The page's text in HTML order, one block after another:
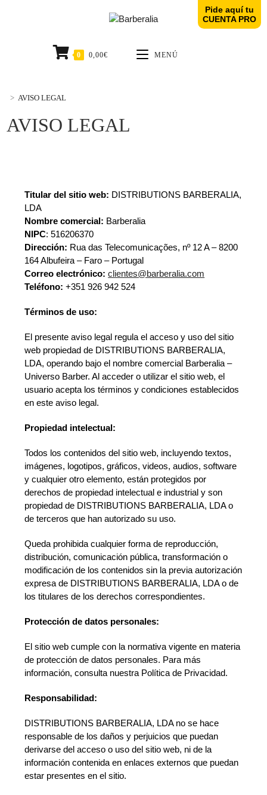
0 0,00€ MENÚ
AVISO LEGAL
> AVISO LEGAL
Titular del sitio web: DISTRIBUTIONS BARBERALIA,
LDA
Nombre comercial: Barberalia
NIPC: 516206370
Dirección: Rua das Telecomunicações, nº 12 A – 8200
164 Albufeira – Faro – Portugal
Correo electrónico: clientes@barberalia.com
Teléfono: +351 926 942 524
Términos de uso:
El presente aviso legal regula el acceso y uso del sitio
web propiedad de DISTRIBUTIONS BARBERALIA,
LDA, operando bajo el nombre comercial Barberalia –
Universo Barber. Al acceder o utilizar el sitio web, el
usuario acepta los términos y condiciones establecidos
en este aviso legal.
Propiedad intelectual:
Todos los contenidos del sitio web, incluyendo textos,
imágenes, logotipos, gráficos, videos, audios, software
y cualquier otro elemento, están protegidos por
derechos de propiedad intelectual e industrial y son
propiedad de DISTRIBUTIONS BARBERALIA, LDA o
de terceros que han autorizado su uso.
Queda prohibida cualquier forma de reproducción,
distribución, comunicación pública, transformación o
modificación de los contenidos sin la previa autorización
expresa de DISTRIBUTIONS BARBERALIA, LDA o de
los titulares de los derechos correspondientes.
Protección de datos personales:
El sitio web cumple con la normativa vigente en materia
de protección de datos personales. Para más
información, consulta nuestra Política de Privacidad.
Responsabilidad:
DISTRIBUTIONS BARBERALIA, LDA no se hace
responsable de los daños y perjuicios que puedan
derivarse del acceso o uso del sitio web, ni de la
información contenida en enlaces externos que puedan
estar presentes en el sitio.
Pide aquí tu
CUENTA PRO